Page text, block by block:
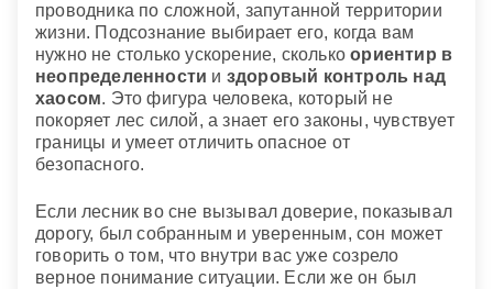
проводника по сложной, запутанной территории
жизни. Подсознание выбирает его, когда вам
нужно не столько ускорение, сколькоориентир в
неопределенности и здоровый контроль над
хаосом. Это фигура человека, который не
покоряет лес силой, а знает его законы, чувствует
границы и умеет отличить опасное от
безопасного.
Если лесник во сне вызывал доверие, показывал
дорогу, был собранным и уверенным, сон может
говорить о том, что внутри вас уже созрело
верное понимание ситуации. Если же он был